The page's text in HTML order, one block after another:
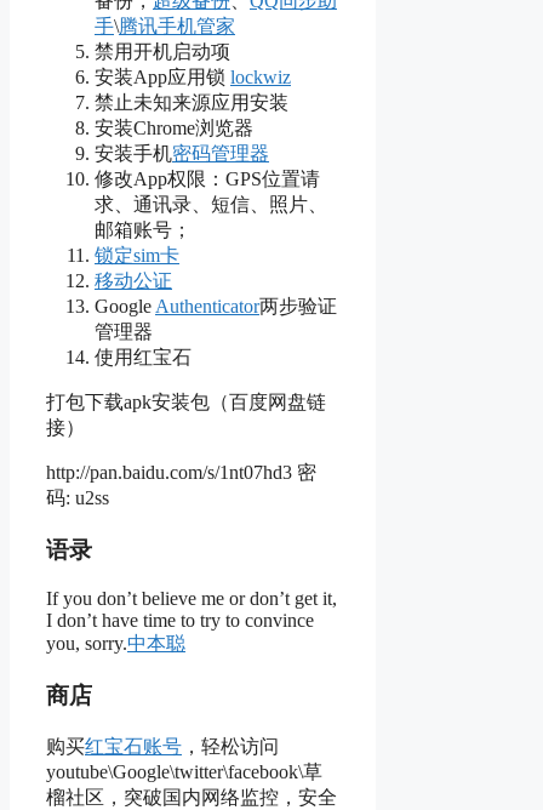
手\腾讯手机管家
禁用开机启动项
安装App应用锁 lockwiz
禁止未知来源应用安装
安装Chrome浏览器
安装手机密码管理器
修改App权限：GPS位置请
求、通讯录、短信、照片、
邮箱账号；
锁定sim卡
移动公证
Google Authenticator两步验证
管理器
使用红宝石
打包下载apk安装包（百度网盘链
接）
http://pan.baidu.com/s/1nt07hd3 密
码: u2ss
语录
If you don’t believe me or don’t get it,
I don’t have time to try to convince
you, sorry.中本聪
商店
购买红宝石账号 ，轻松访问
youtube\Google\twitter\facebook\草
榴社区，突破国内网络监控，安全